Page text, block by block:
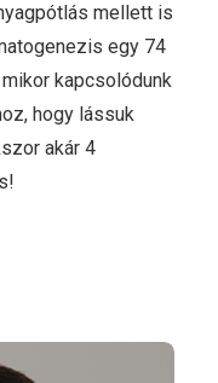
mellett is
egy 74
kapcsolódunk
hogy lássuk
akár 4